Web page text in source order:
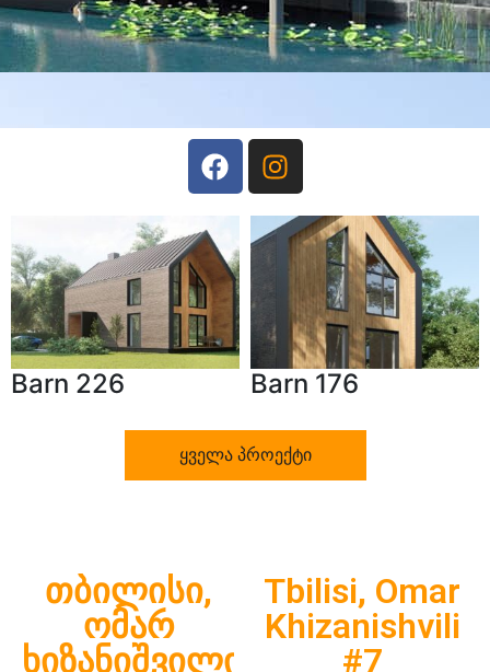
Barn 226 Barn 176
ყველა პროექტი
თბილისი,
ომარ
ხიზანიშვილის
Tbilisi, Omar
Khizanishvili
#7